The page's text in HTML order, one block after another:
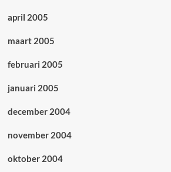
april 2005
maart 2005
februari 2005
januari 2005
december 2004
november 2004
oktober 2004